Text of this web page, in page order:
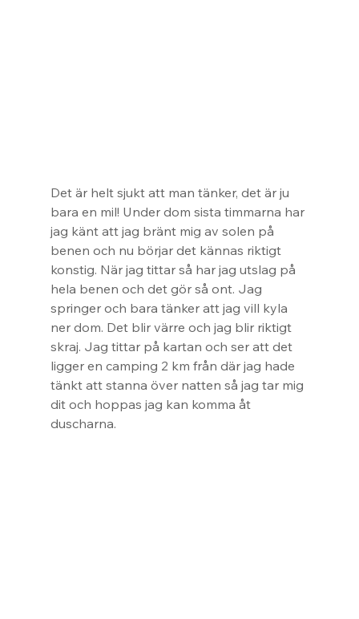
Det är helt sjukt att man tänker, det är ju
bara en mil! Under dom sista timmarna har
jag känt att jag bränt mig av solen på
benen och nu börjar det kännas riktigt
konstig. När jag tittar så har jag utslag på
hela benen och det gör så ont. Jag
springer och bara tänker att jag vill kyla
ner dom. Det blir värre och jag blir riktigt
skraj. Jag tittar på kartan och ser att det
ligger en camping 2 km från där jag hade
tänkt att stanna över natten så jag tar mig
dit och hoppas jag kan komma åt
duscharna.